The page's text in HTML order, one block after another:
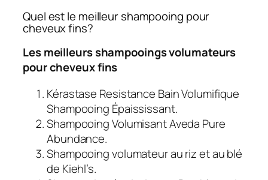
Quel est le meilleur shampooing pour
cheveux fins?
Les meilleurs shampooings volumateurs
pour cheveux fins
Kérastase Resistance Bain Volumifique
Shampooing Épaississant.
Shampooing Volumisant Aveda Pure
Abundance.
Shampooing volumateur au riz et au blé
de Kiehl’s.